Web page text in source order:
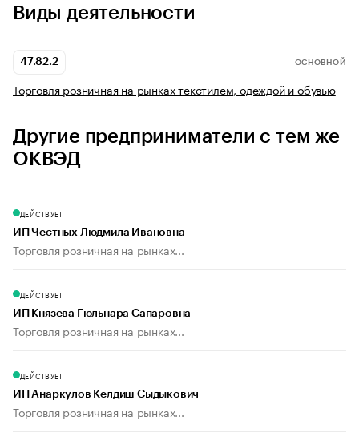
Виды деятельности
47.82.2 ОСНОВНОЙ
Торговля розничная на рынках текстилем, одеждой и обувью
Другие предприниматели с тем же
ОКВЭД
ДЕЙСТВУЕТ
ИП Честных Людмила Ивановна
Торговля розничная на рынках...
ДЕЙСТВУЕТ
ИП Князева Гюльнара Сапаровна
Торговля розничная на рынках...
ДЕЙСТВУЕТ
ИП Анаркулов Келдиш Сыдыкович
Торговля розничная на рынках...